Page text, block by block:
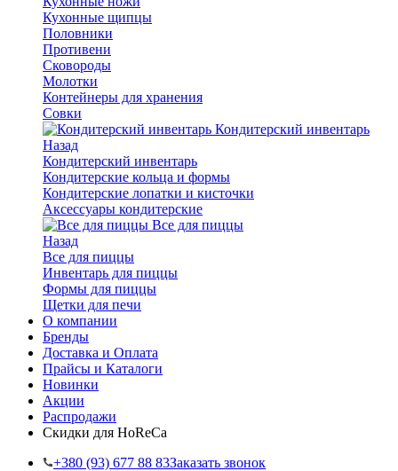
Кухонные щипцы
Половники
Противени
Сковороды
Молотки
Контейнеры для хранения
Совки
Кондитерский инвентарь
Назад
Кондитерский инвентарь
Кондитерские кольца и формы
Кондитерские лопатки и кисточки
Аксессуары кондитерские
Все для пиццы
Назад
Все для пиццы
Инвентарь для пиццы
Формы для пиццы
Щетки для печи
О компании
Бренды
Доставка и Оплата
Прайсы и Каталоги
Новинки
Акции
Распродажи
Скидки для HoReCa
+38‎0 (93) 677 88 83Заказать звонок